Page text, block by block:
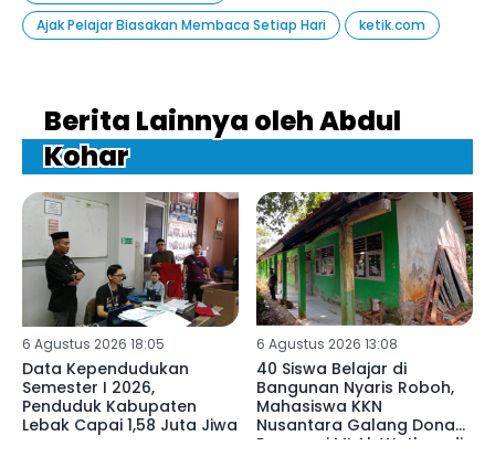
Ajak Pelajar Biasakan Membaca Setiap Hari
ketik.com
Berita Lainnya oleh Abdul
Kohar
6 Agustus 2026 18:05
Data Kependudukan
Semester I 2026,
Penduduk Kabupaten
Lebak Capai 1,58 Juta Jiwa
6 Agustus 2026 13:08
40 Siswa Belajar di
Bangunan Nyaris Roboh,
Mahasiswa KKN
Nusantara Galang Donasi
Renovasi MI Al-Wathon di